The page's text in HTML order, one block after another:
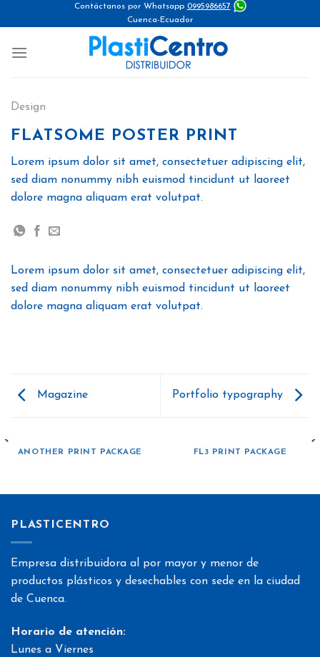
to
Contáctanos por Whatsapp 0995986657
Cuenca-Ecuador
Design
FLATSOME POSTER PRINT
Lorem ipsum dolor sit amet, consectetuer adipiscing elit,
sed diam nonummy nibh euismod tincidunt ut laoreet
dolore magna aliquam erat volutpat.
Lorem ipsum dolor sit amet, consectetuer adipiscing elit,
sed diam nonummy nibh euismod tincidunt ut laoreet
dolore magna aliquam erat volutpat.
Magazine Portfolio typography
ANOTHER PRINT PACKAGE FL3 PRINT PACKAGE
PLASTICENTRO
Empresa distribuidora al por mayor y menor de
productos plásticos y desechables con sede en la ciudad
de Cuenca.
Horario de atención:
Lunes a Viernes